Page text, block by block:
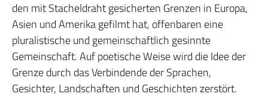
den mit Stacheldraht gesicherten Grenzen in Europa,
Asien und Amerika gefilmt hat, offenbaren eine
pluralistische und gemeinschaftlich gesinnte
Gemeinschaft. Auf poetische Weise wird die Idee der
Grenze durch das Verbindende der Sprachen,
Gesichter, Landschaften und Geschichten zerstört.